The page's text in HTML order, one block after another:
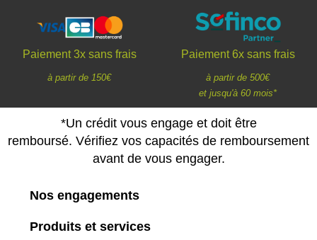
Paiement 3x sans frais
à partir de 150€
Paiement 6x sans frais
à partir de 500€
et jusqu'à 60 mois*
*Un crédit vous engage et doit être
remboursé. Vérifiez vos capacités de remboursement
avant de vous engager.
Nos engagements
Produits et services